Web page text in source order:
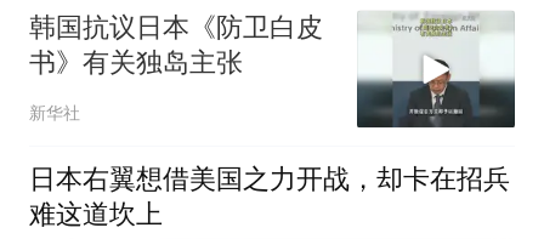
韩国抗议日本《防卫白皮
书》有关独岛主张
新华社
日本右翼想借美国之力开战，却卡在招兵
难这道坎上